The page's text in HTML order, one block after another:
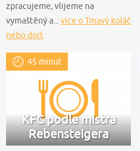
zpracujeme, vlijeme na
vymaštěný a... více o Tmavý koláč
nebo dort
45 minut
KFC podle mistra
Rebensteigera